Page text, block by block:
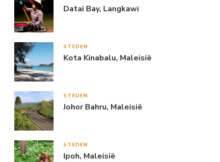
Datai Bay, Langkawi
STEDEN
Kota Kinabalu, Maleisië
STEDEN
Johor Bahru, Maleisië
STEDEN
Ipoh, Maleisië